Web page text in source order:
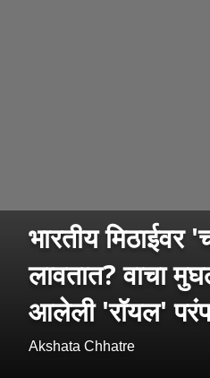
भारतीय मिठाईवर
लावतात? वाचा
आलेली 'रॉयल'
Akshata Chhatre